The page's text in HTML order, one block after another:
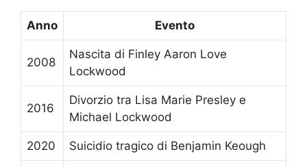
Anno Evento
2008
Nascita di Finley Aaron Love
Lockwood
2016
Divorzio tra Lisa Marie Presley e
Michael Lockwood
2020 Suicidio tragico di Benjamin Keough